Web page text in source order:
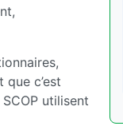
c’est
utilisent